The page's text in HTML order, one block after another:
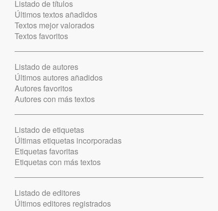
Listado de títulos
Últimos textos añadidos
Textos mejor valorados
Textos favoritos
Listado de autores
Últimos autores añadidos
Autores favoritos
Autores con más textos
Listado de etiquetas
Últimas etiquetas incorporadas
Etiquetas favoritas
Etiquetas con más textos
Listado de editores
Últimos editores registrados